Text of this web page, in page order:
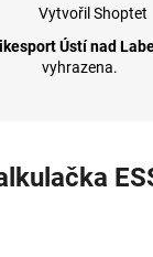
Vytvořil Shoptet
Ústí nad
vyhrazena.